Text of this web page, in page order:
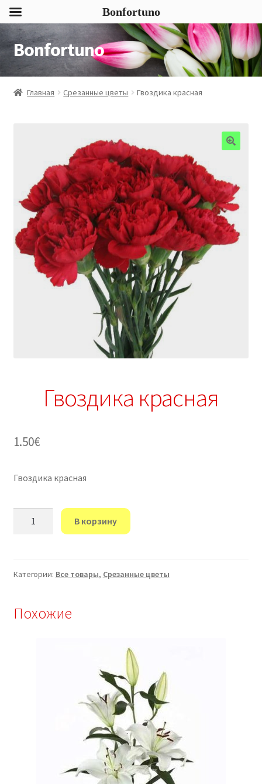
Перейти
к
навигации
Перейти
к
содержимому
Bonfortuno
Главная Срезанные цветы Гвоздика красная
Гвоздика красная
1.50€
Гвоздика красная
Количество
В корзину
Категории: Все товары, Срезанные цветы
Похожие
Bonfortuno